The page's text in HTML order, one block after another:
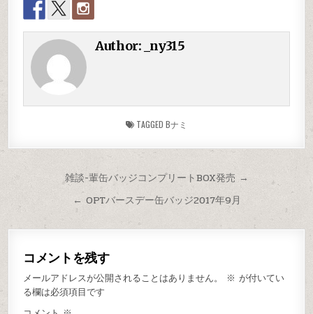
Author: _ny315
TAGGED Bナミ
雑談-輩缶バッジコンプリートBOX発売 →
← OPTバースデー缶バッジ2017年9月
コメントを残す
メールアドレスが公開されることはありません。 ※ が付いてい
る欄は必須項目です